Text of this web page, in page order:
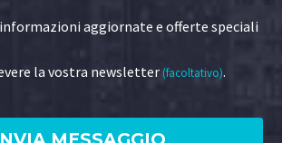
aggiornate e offerte speciali
la vostra newsletter(facoltativo).